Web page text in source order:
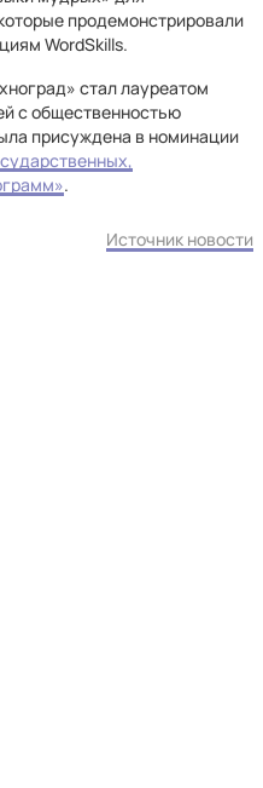
продемонстрировали
WordSkills.
стал лауреатом
с общественностью
присуждена в номинации
.
Источник новости